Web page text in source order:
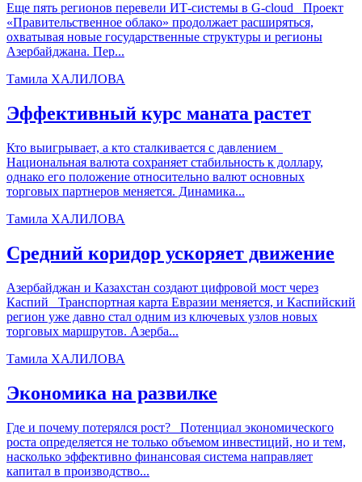
Еще пять регионов перевели ИТ-системы в G-cloud Проект
«Правительственное облако» продолжает расширяться,
охватывая новые государственные структуры и регионы
Азербайджана. Пер...
Тамила ХАЛИЛОВА
Эффективный курс маната растет
Кто выигрывает, а кто сталкивается с давлением
Национальная валюта сохраняет стабильность к доллару,
однако его положение относительно валют основных
торговых партнеров меняется. Динамика...
Тамила ХАЛИЛОВА
Средний коридор ускоряет движение
Азербайджан и Казахстан создают цифровой мост через
Каспий Транспортная карта Евразии меняется, и Каспийский
регион уже давно стал одним из ключевых узлов новых
торговых маршрутов. Азерба...
Тамила ХАЛИЛОВА
Экономика на развилке
Где и почему потерялся рост? Потенциал экономического
роста определяется не только объемом инвестиций, но и тем,
насколько эффективно финансовая система направляет
капитал в производство...